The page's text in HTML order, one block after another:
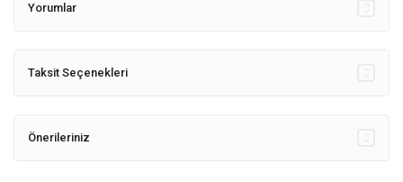
Yorumlar
Taksit Seçenekleri
Önerileriniz